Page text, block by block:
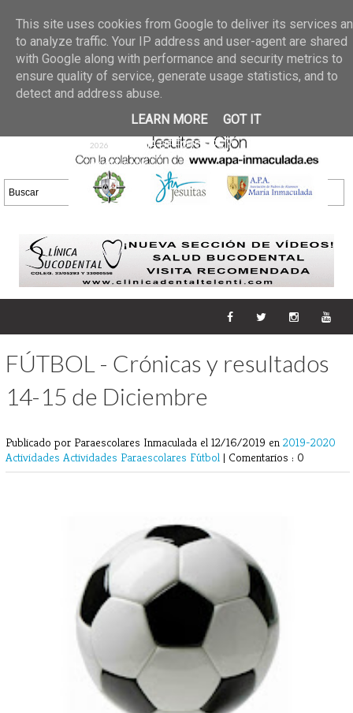
02 jun 2026
GALERIA DE FOTOS
30/05/2026
25 may 2026
GALERIA
DE FOTOS 23/05/2026
20 may
2026
GALERIA DE FOTOS
16/05/2026
DE FOTOS 09/05/2026
28 abr
2026
GALERIA DE FOTOS 25 Y
26/04/2026
FÚTBOL - Crónicas y resultados
14-15 de Diciembre
Publicado por Paraescolares Inmaculada el 12/16/2019 en 2019-2020
Actividades Actividades Paraescolares Fútbol | Comentarios : 0
This site uses cookies from Google to deliver its services
to analyze traffic. Your IP address and user-agent are shared
with Google along with performance and security metrics to
ensure quality of service, generate usage statistics, and to
detect and address abuse.
LEARN MORE
GOT IT